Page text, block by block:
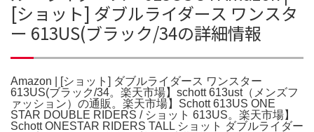
[ショット] ダブルライダース ワンスタ
ー 613US(ブラック/34の詳細情報
Amazon | [ショット] ダブルライダース ワンスター
613US(ブラック/34。楽天市場】schott 613ust（メンズフ
ァッション）の通販。楽天市場】Schott 613US ONE
STAR DOUBLE RIDERS / ショット 613US。楽天市場】
Schott ONESTAR RIDERS TALL ショット ダブルライダー